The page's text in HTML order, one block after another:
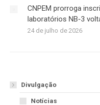
CNPEM prorroga
laboratórios NB-3
24 de julho de 2026
Divulgação
Notícias